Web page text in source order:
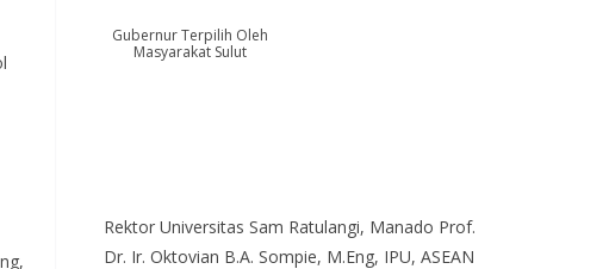
Gubernur Terpilih Oleh
Masyarakat Sulut
Rektor Universitas Sam Ratulangi, Manado Prof.
Dr. Ir. Oktovian B.A. Sompie, M.Eng, IPU, ASEAN